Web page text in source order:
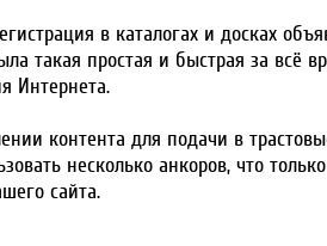
в каталогах и досках
такая простая и быстрая за всё
Интернета.
контента для подачи в
несколько анкоров, что
сайта.